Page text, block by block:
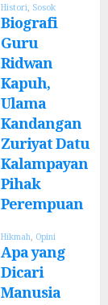
Histori Sosok
Biografi
Guru
Ridwan
Kapuh,
Ulama
Kandangan
Zuriyat Datu
Kalampayan
Pihak
Perempuan
Hikmah, Opini
Apa yang
Dicari
Manusia